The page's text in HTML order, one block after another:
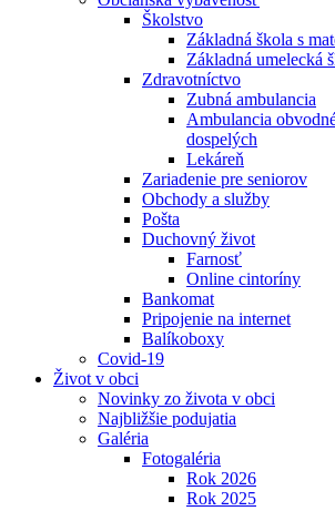
Školstvo
Základná škola s
Základná umelecká
Zdravotníctvo
Zubná ambulancia
Ambulancia
dospelých
Lekáreň
Zariadenie pre seniorov
Obchody a služby
Pošta
Duchovný život
Farnosť
Online cintoríny
Bankomat
Pripojenie na internet
Balíkoboxy
Covid-19
Život v obci
Novinky zo života v obci
Najbližšie podujatia
Galéria
Fotogaléria
Rok 2026
Rok 2025